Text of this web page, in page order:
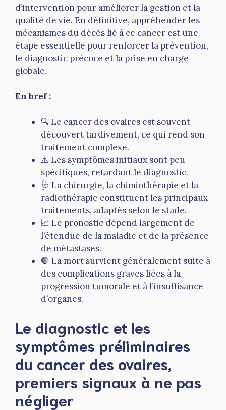
d’intervention pour améliorer la gestion et la
qualité de vie. En définitive, appréhender les
mécanismes du décès lié à ce cancer est une
étape essentielle pour renforcer la prévention,
le diagnostic précoce et la prise en charge
globale.
En bref :
🔍 Le cancer des ovaires est souvent
découvert tardivement, ce qui rend son
traitement complexe.
⚠️ Les symptômes initiaux sont peu
spécifiques, retardant le diagnostic.
🩺 La chirurgie, la chimiothérapie et la
radiothérapie constituent les principaux
traitements, adaptés selon le stade.
📈 Le pronostic dépend largement de
l’étendue de la maladie et de la présence
de métastases.
🛑 La mort survient généralement suite à
des complications graves liées à la
progression tumorale et à l’insuffisance
d’organes.
Le diagnostic et les
symptômes préliminaires
du cancer des ovaires,
premiers signaux à ne pas
négliger